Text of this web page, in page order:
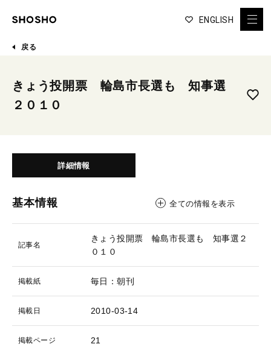
ENGLISH
戻る
きょう投開票 輪島市長選も 知事選
２０１０
詳細情報
基本情報 全ての情報を表示
記事名
きょう投開票 輪島市長選も 知事選２
０１０
掲載紙 毎日：朝刊
掲載日 2010-03-14
掲載ページ 21